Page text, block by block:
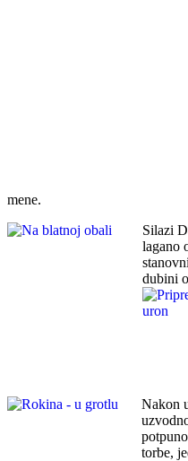
mene.
Silazi
lagano
dubini
Nakon
torbe,